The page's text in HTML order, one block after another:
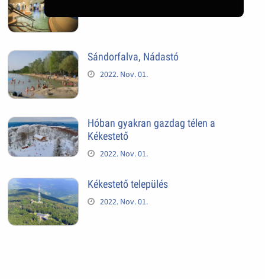
Sándorfalva, Nádastó
2022. Nov. 01.
Hóban gyakran gazdag télen a
Kékestető
2022. Nov. 01.
Kékestető település
2022. Nov. 01.